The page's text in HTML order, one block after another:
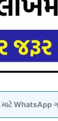
માટે WhatsApp